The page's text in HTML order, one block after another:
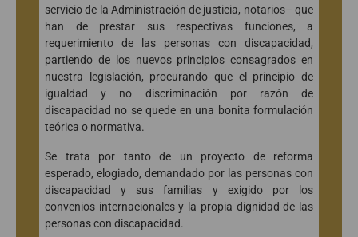
servicio de la Administración de justicia, notarios– que
han de prestar sus respectivas funciones, a
requerimiento de las personas con discapacidad,
partiendo de los nuevos principios consagrados en
nuestra legislación, procurando que el principio de
igualdad y no discriminación por razón de
discapacidad no se quede en una bonita formulación
teórica o normativa.
Se trata por tanto de un proyecto de reforma
esperado, elogiado, demandado por las personas con
discapacidad y sus familias y exigido por los
convenios internacionales y la propia dignidad de las
personas con discapacidad.